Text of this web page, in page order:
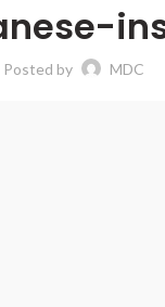
Posted by MDC